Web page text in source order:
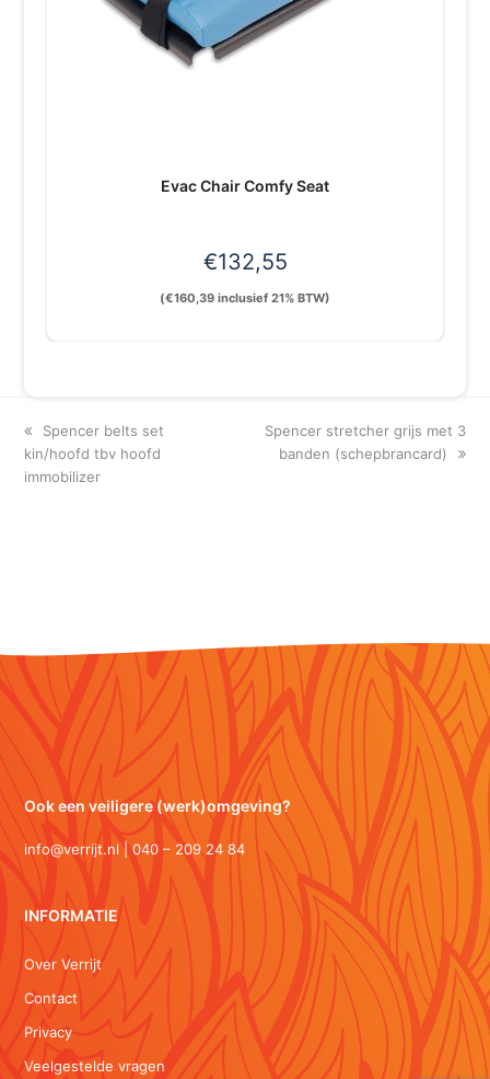
Evac Chair Comfy Seat
€132,55
(€160,39 inclusief 21% BTW)
previous
post:
Spencer belts set
kin/hoofd tbv hoofd
immobilizer
next
post:
Spencer stretcher grijs met 3
banden (schepbrancard)
Ook een veiligere (werk)omgeving?
info@verrijt.nl | 040 – 209 24 84
INFORMATIE
Over Verrijt
Contact
Privacy
Veelgestelde vragen